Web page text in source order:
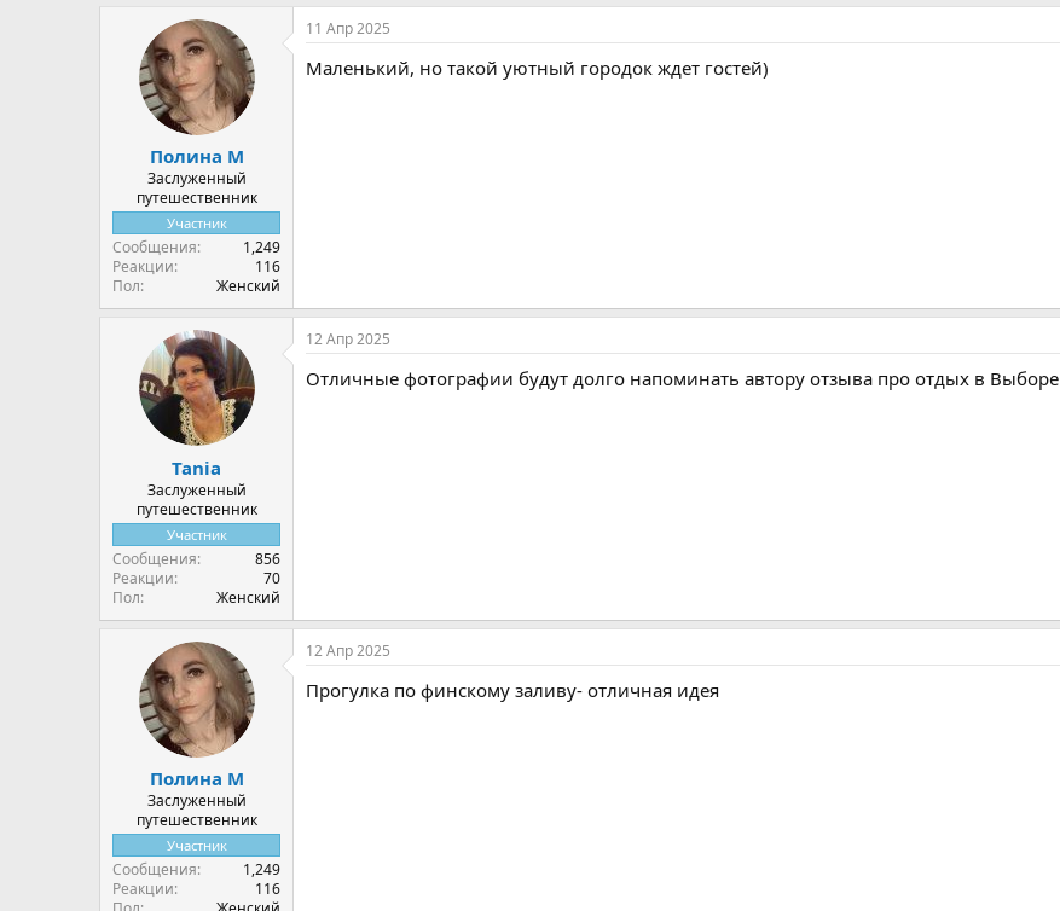
Полина М
Заслуженный
путешественник
Участник
Сообщения
1,249
Реакции
116
Пол
Женский
11 Апр 2025
Маленький, но такой уютный городок ждет гостей)
Tania
Заслуженный
путешественник
Участник
Сообщения
856
Реакции
70
Пол
Женский
12 Апр 2025
Отличные фотографии будут долго напоминать автору отзыва про отдых в Выборе
Полина М
Заслуженный
путешественник
Участник
Сообщения
1,249
Реакции
116
12 Апр 2025
Прогулка по финскому заливу- отличная идея